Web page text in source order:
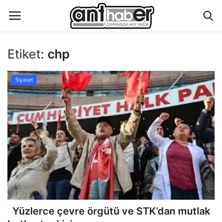
Eğitim
Aktüel Magazin
Hakkımızda
İletişim
Asayiş
Çevre
Etiket: chp
Siyaset
Yüzlerce çevre örgütü ve STK’dan mutlak